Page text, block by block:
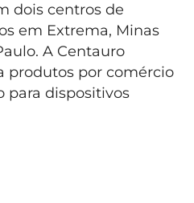
dois centros de
em Extrema, Minas
A Centauro
produtos por comércio
para dispositivos